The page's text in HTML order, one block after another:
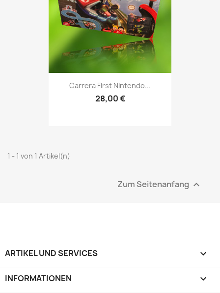
Carrera First Nintendo...
28,00 €
1 - 1 von 1 Artikel(n)
Zum Seitenanfang 
ARTIKEL UND SERVICES 
INFORMATIONEN 